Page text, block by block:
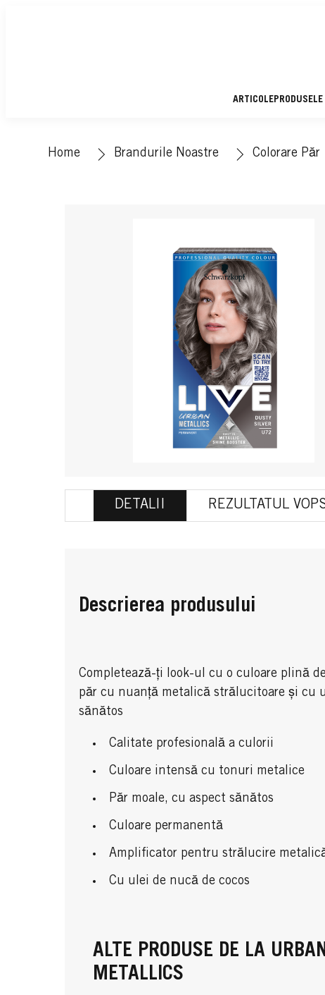
ARTICOLE
Home Brandurile Noastre Colorare Păr
DETALII REZULTATUL
Descrierea produsului
Completează-ți look-ul cu o culoare plină
păr cu nuanță metalică strălucitoare și cu
sănătos
Calitate profesională a culorii
Culoare intensă cu tonuri metalice
Păr moale, cu aspect sănătos
Culoare permanentă
Amplificator pentru strălucire
Cu ulei de nucă de cocos
ALTE PRODUSE DE LA
METALLICS